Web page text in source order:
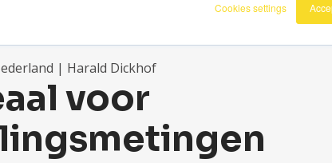
Cookies settings
| Harald Dickhof
voor